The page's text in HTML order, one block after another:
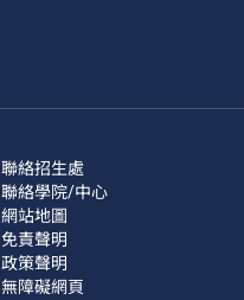
聯絡招生處
聯絡學院/中心
網站地圖
免責聲明
政策聲明
無障礙網頁